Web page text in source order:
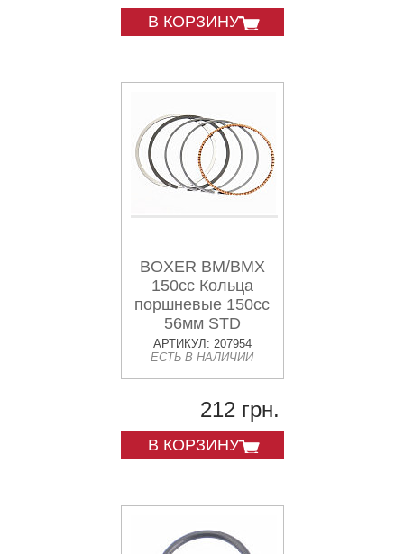
В КОРЗИНУ
BOXER BM/BMX
150cc Кольца
поршневые 150cc
56мм STD
"36PF0116"
АРТИКУЛ: 207954
ЕСТЬ В НАЛИЧИИ
212 грн.
В КОРЗИНУ